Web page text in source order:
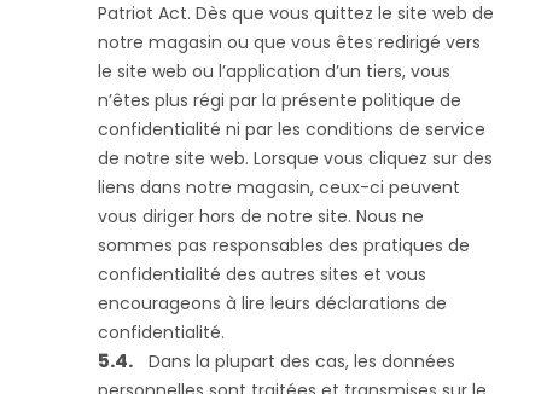
Patriot Act. Dès que vous quittez le site web de
notre magasin ou que vous êtes redirigé vers
le site web ou l’application d’un tiers, vous
n’êtes plus régi par la présente politique de
confidentialité ni par les conditions de service
de notre site web. Lorsque vous cliquez sur des
liens dans notre magasin, ceux-ci peuvent
vous diriger hors de notre site. Nous ne
sommes pas responsables des pratiques de
confidentialité des autres sites et vous
encourageons à lire leurs déclarations de
confidentialité.
Dans la plupart des cas, les données